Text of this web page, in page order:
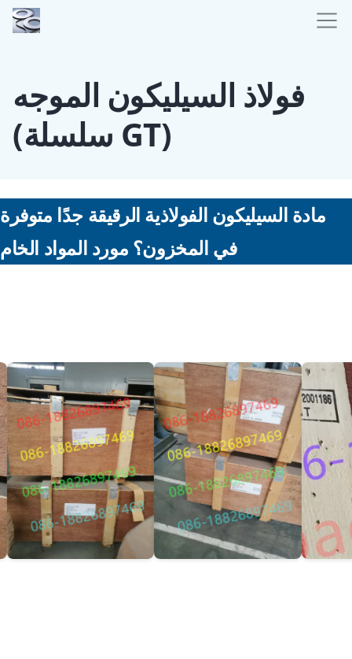
فولاذ السيليكون الموجه
(سلسلة GT)
مادة السيليكون الفولاذية الرقيقة جدًا متوفرة
في المخزون؟ مورد المواد الخام